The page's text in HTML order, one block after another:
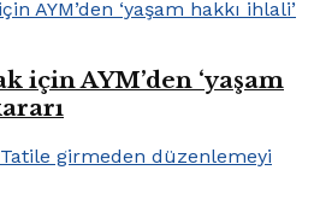
için AYM’den ‘yaşam